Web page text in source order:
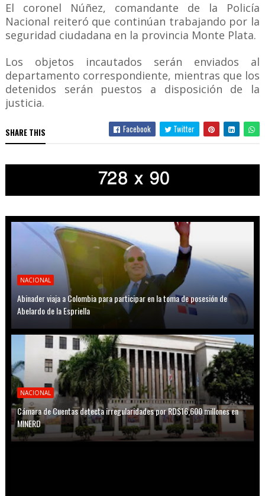
El coronel Núñez, comandante de la Policía
Nacional reiteró que continúan trabajando por la
seguridad ciudadana en la provincia Monte Plata.
Los objetos incautados serán enviados al
departamento correspondiente, mientras que los
detenidos serán puestos a disposición de la
justicia.
SHARE THIS Facebook Twitter
NACIONAL
Abinader viaja a Colombia para participar en la toma de posesión de
Abelardo de la Espriella
NACIONAL
Cámara de Cuentas detecta irregularidades por RD$16,600 millones en
MINERD